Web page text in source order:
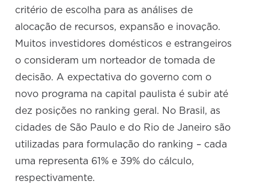
critério de escolha para as análises de
alocação de recursos, expansão e inovação.
Muitos investidores domésticos e estrangeiros
o consideram um norteador de tomada de
decisão. A expectativa do governo com o
novo programa na capital paulista é subir até
dez posições no ranking geral. No Brasil, as
cidades de São Paulo e do Rio de Janeiro são
utilizadas para formulação do ranking – cada
uma representa 61% e 39% do cálculo,
respectivamente.